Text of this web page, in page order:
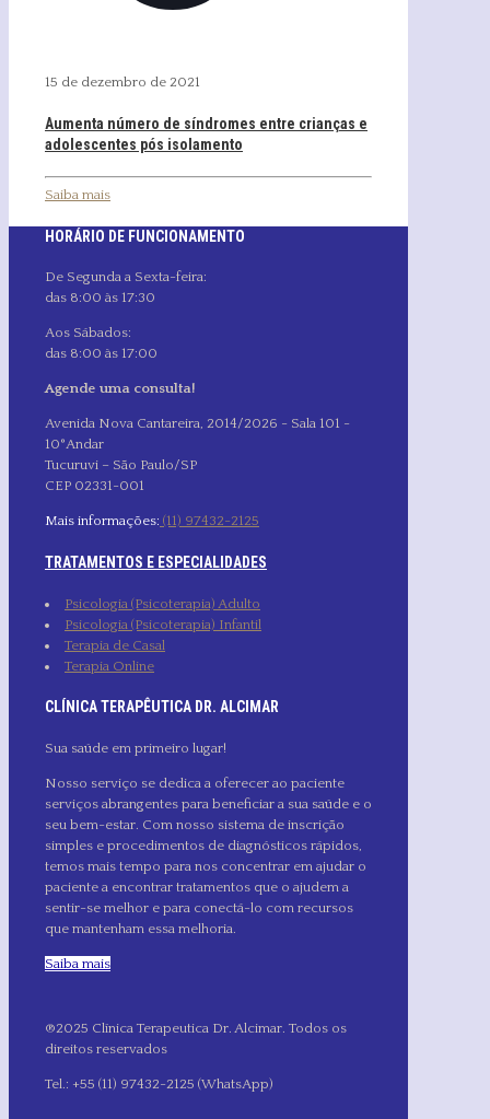
15 de dezembro de 2021
Aumenta número de síndromes entre crianças e
adolescentes pós isolamento
Saiba mais
HORÁRIO DE FUNCIONAMENTO
De Segunda a Sexta-feira:
das 8:00 às 17:30
Aos Sábados:
das 8:00 às 17:00
Agende uma consulta!
Avenida Nova Cantareira, 2014/2026 - Sala 101 -
10°Andar
Tucuruvi – São Paulo/SP
CEP 02331-001
Mais informações: (11) 97432-2125
TRATAMENTOS E ESPECIALIDADES
Psicologia (Psicoterapia) Adulto
Psicologia (Psicoterapia) Infantil
Terapia de Casal
Terapia Online
CLÍNICA TERAPÊUTICA DR. ALCIMAR
Sua saúde em primeiro lugar!
Nosso serviço se dedica a oferecer ao paciente
serviços abrangentes para beneficiar a sua saúde e o
seu bem-estar. Com nosso sistema de inscrição
simples e procedimentos de diagnósticos rápidos,
temos mais tempo para nos concentrar em ajudar o
paciente a encontrar tratamentos que o ajudem a
sentir-se melhor e para conectá-lo com recursos
que mantenham essa melhoria.
Saiba mais
®2025 Clínica Terapeutica Dr. Alcimar. Todos os
direitos reservados
Tel.: +55 (11) 97432-2125 (WhatsApp)